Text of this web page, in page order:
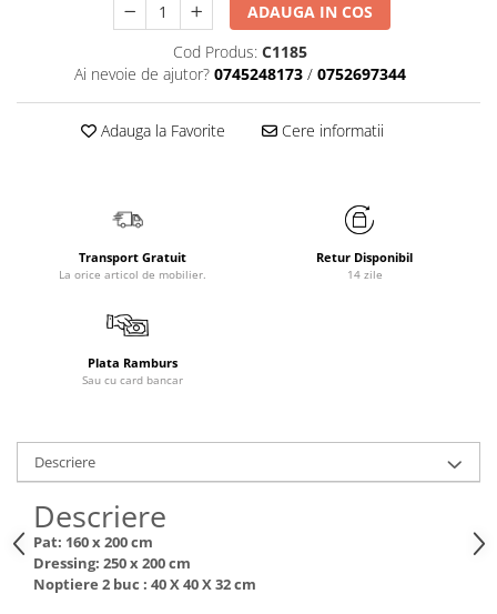
ADAUGA IN COS
Cod Produs: C1185
Ai nevoie de ajutor? 0745248173 / 0752697344
Adauga la Favorite Cere informatii
Transport Gratuit
La orice articol de mobilier.
Retur Disponibil
14 zile
Plata Ramburs
Sau cu card bancar
Descriere
Descriere
Pat: 160 x 200 cm
Dressing: 250 x 200 cm
Noptiere 2 buc : 40 X 40 X 32 cm